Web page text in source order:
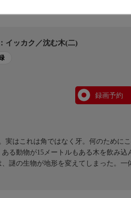
イッカク／沈む木(二)
録画予約
実はこれは角ではなく牙。何のために
る動物が15メートルもある木を飲み込
謎の生物が地形を変えてしまった。一